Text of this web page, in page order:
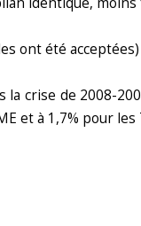
ont été
la crise de 2008-
et à 1,7% pour les